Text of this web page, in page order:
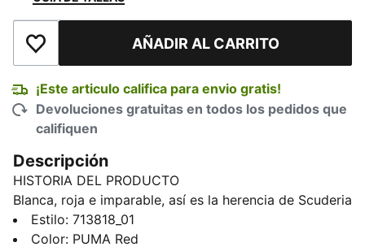
Añadir a la lista de deseosAÑADIR AL CARRITO
¡Este articulo califica para envio gratis!
Devoluciones gratuitas en todos los pedidos que
califiquen
Descripción
HISTORIA DEL PRODUCTO
Blanca, roja e imparable, así es la herencia de Scuderia
Ferrari, que adaptamos a la moda contemporánea. La
chamarra Scuderia Ferrari HP Réplica transmite la
Estilo: 713818_01
Color: PUMA Red